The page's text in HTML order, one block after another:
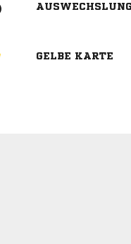
AUSWECHSLUNG
GELBE KARTE